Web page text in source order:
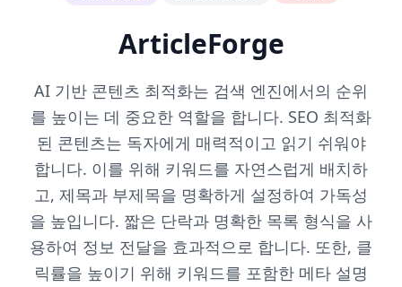
ArticleForge
AI 기반 콘텐츠 최적화는 검색 엔진에서의 순위
를 높이는 데 중요한 역할을 합니다. SEO 최적화
된 콘텐츠는 독자에게 매력적이고 읽기 쉬워야
합니다. 이를 위해 키워드를 자연스럽게 배치하
고, 제목과 부제목을 명확하게 설정하여 가독성
을 높입니다. 짧은 단락과 명확한 목록 형식을 사
용하여 정보 전달을 효과적으로 합니다. 또한, 클
릭률을 높이기 위해 키워드를 포함한 메타 설명